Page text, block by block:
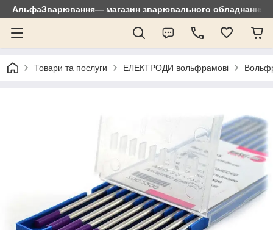
АльфаЗварювання— магазин зварювального обладнання:
Товари та послуги ЕЛЕКТРОДИ вольфрамові